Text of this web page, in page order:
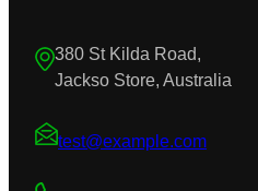
380 St Kilda Road,
Jackso Store, Australia
test@example.com